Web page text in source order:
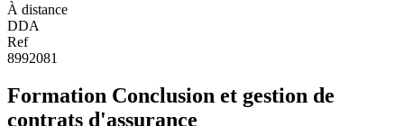
À distance
DDA
Ref
8992081
Formation Conclusion et gestion de
contrats d'assurance